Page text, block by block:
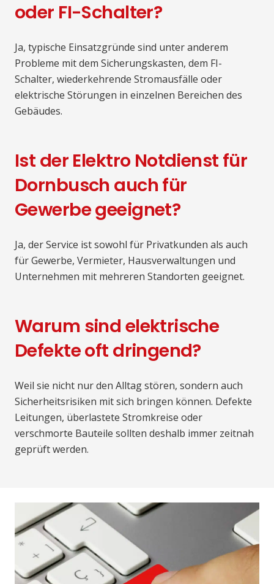
oder FI-Schalter?
Ja, typische Einsatzgründe sind unter anderem
Probleme mit dem Sicherungskasten, dem FI-
Schalter, wiederkehrende Stromausfälle oder
elektrische Störungen in einzelnen Bereichen des
Gebäudes.
Ist der Elektro Notdienst für
Dornbusch auch für
Gewerbe geeignet?
Ja, der Service ist sowohl für Privatkunden als auch
für Gewerbe, Vermieter, Hausverwaltungen und
Unternehmen mit mehreren Standorten geeignet.
Warum sind elektrische
Defekte oft dringend?
Weil sie nicht nur den Alltag stören, sondern auch
Sicherheitsrisiken mit sich bringen können. Defekte
Leitungen, überlastete Stromkreise oder
verschmorte Bauteile sollten deshalb immer zeitnah
geprüft werden.